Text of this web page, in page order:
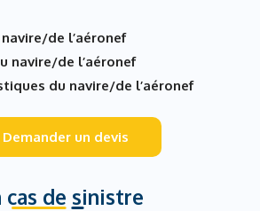
de l’aéronef
navire/de l’aéronef
du navire/de l’aéronef
Demander un devis
cas de sinistre